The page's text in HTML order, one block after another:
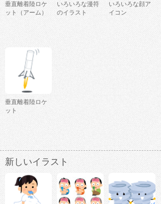
垂直離着陸ロケ
ット（アーム）
いろいろな漫符
のイラスト
いろいろな顔ア
イコン
垂直離着陸ロケ
ット
新しいイラスト